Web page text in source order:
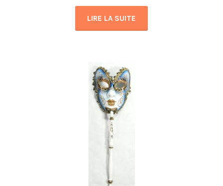
LIRE LA SUITE